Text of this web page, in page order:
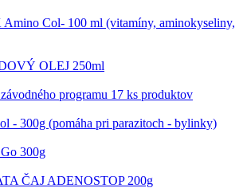
Col- 100 ml (vitamíny, aminokyseliny,
OLEJ 250ml
programu 17 ks produktov
- 300g (pomáha pri parazitoch - bylinky)
300g
ČAJ ADENOSTOP 200g